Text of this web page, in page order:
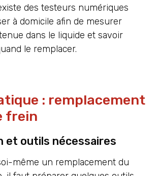
des testeurs numériques
à domicile afin de mesurer
dans le liquide et savoir
le remplacer.
: remplacement
frein
et outils nécessaires
même un remplacement du